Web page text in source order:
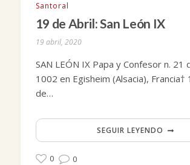
Santoral
19 de Abril: San León IX
19 abril, 2020
SAN LEÓN IX Papa y Confesor n. 21
1002 en Egisheim (Alsacia), Francia†
de…
SEGUIR LEYENDO
0 0